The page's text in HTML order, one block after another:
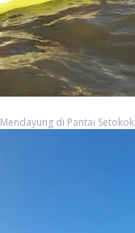
Mendayung di Pantai Setokok